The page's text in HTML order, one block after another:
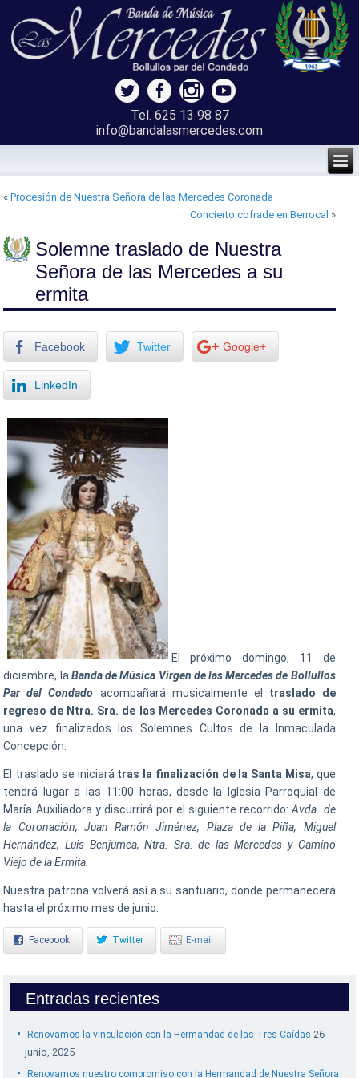
Tel. 625 13 98 87
info@bandalasmercedes.com
«Procesión de Nuestra Señora de las Mercedes Coronada
Concierto cofrade en Berrocal »
Solemne traslado de Nuestra
Señora de las Mercedes a su
ermita
Facebook Twitter Google+
LinkedIn
El próximo domingo, 11 de
diciembre, laBanda de Música Virgen de las Mercedes de Bollullos
Par del Condado acompañará musicalmente el traslado de
regreso de Ntra. Sra. de las Mercedes Coronada a su ermita,
una vez finalizados los Solemnes Cultos de la Inmaculada
Concepción.
El traslado se iniciará tras la finalización de la Santa Misa, que
tendrá lugar a las 11:00 horas, desde la Iglesia Parroquial de
María Auxiliadora y discurrirá por el siguiente recorrido:Avda. de
la Coronación, Juan Ramón Jiménez, Plaza de la Piña, Miguel
Hernández, Luis Benjumea, Ntra. Sra. de las Mercedes y Camino
Viejo de la Ermita.
Nuestra patrona volverá así a su santuario, donde permanecerá
hasta el próximo mes de junio.
Facebook Twitter E-mail
Entradas recientes
Renovamos la vinculación con la Hermandad de las Tres Caídas 26
junio, 2025
Renovamos nuestro compromiso con la Hermandad de Nuestra Señora